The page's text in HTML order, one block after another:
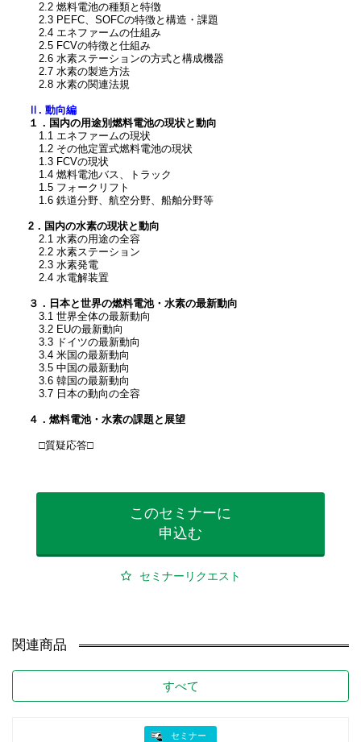
2.2 燃料電池の種類と特徴
2.3 PEFC、SOFCの特徴と構造・課題
2.4 エネファームの仕組み
2.5 FCVの特徴と仕組み
2.6 水素ステーションの方式と構成機器
2.7 水素の製造方法
2.8 水素の関連法規
Ⅱ. 動向編
１．国内の用途別燃料電池の現状と動向
1.1 エネファームの現状
1.2 その他定置式燃料電池の現状
1.3 FCVの現状
1.4 燃料電池バス、トラック
1.5 フォークリフト
1.6 鉄道分野、航空分野、船舶分野等
2．国内の水素の現状と動向
2.1 水素の用途の全容
2.2 水素ステーション
2.3 水素発電
2.4 水電解装置
３．日本と世界の燃料電池・水素の最新動向
3.1 世界全体の最新動向
3.2 EUの最新動向
3.3 ドイツの最新動向
3.4 米国の最新動向
3.5 中国の最新動向
3.6 韓国の最新動向
3.7 日本の動向の全容
４．燃料電池・水素の課題と展望
□質疑応答□
このセミナーに
申込む
セミナーリクエスト
関連商品
すべて
セミナー